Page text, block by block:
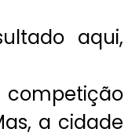
aqui,
a cidade